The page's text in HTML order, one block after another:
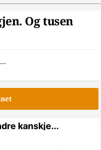
Og tusen
kanskje...